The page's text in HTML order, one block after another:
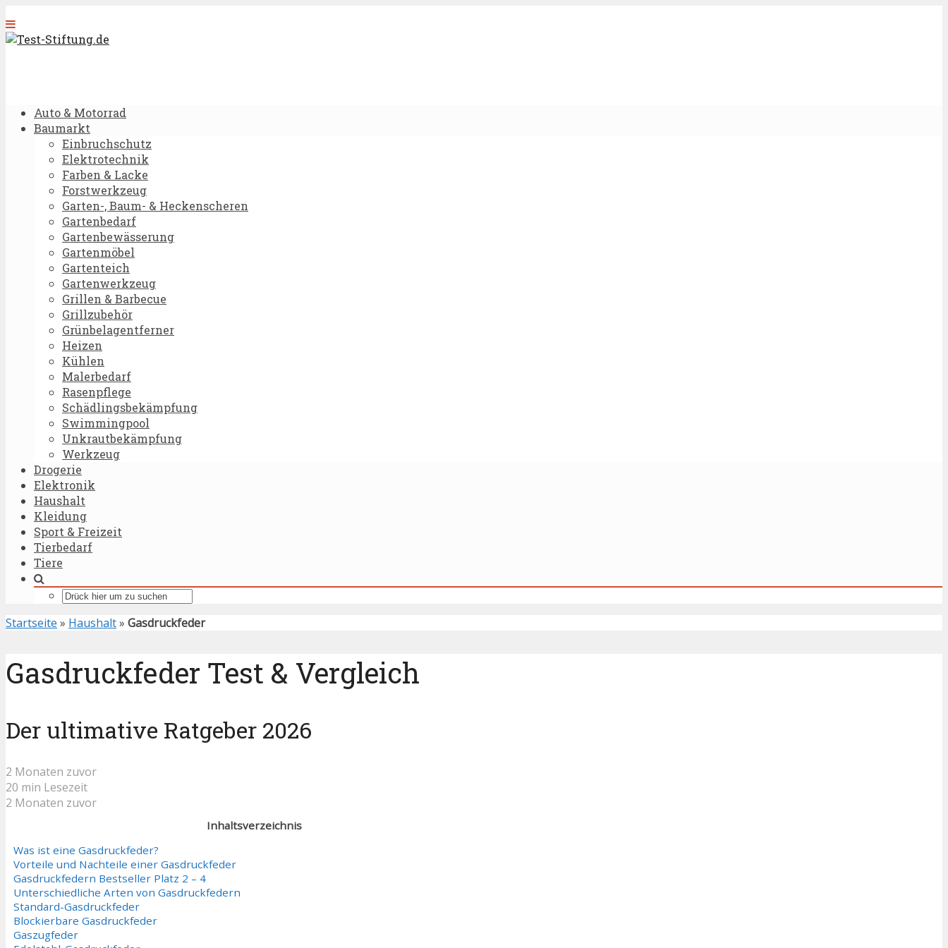
Auto & Motorrad
Baumarkt
Einbruchschutz
Elektrotechnik
Farben & Lacke
Forstwerkzeug
Garten-, Baum- & Heckenscheren
Gartenbedarf
Gartenbewässerung
Gartenmöbel
Gartenteich
Gartenwerkzeug
Grillen & Barbecue
Grillzubehör
Grünbelagentferner
Heizen
Kühlen
Malerbedarf
Rasenpflege
Schädlingsbekämpfung
Swimmingpool
Unkrautbekämpfung
Werkzeug
Drogerie
Elektronik
Haushalt
Kleidung
Sport & Freizeit
Tierbedarf
Tiere
Startseite » Haushalt» Gasdruckfeder
Gasdruckfeder Test & Vergleich
Der ultimative Ratgeber 2026
2 Monaten zuvor
20 min Lesezeit
2 Monaten zuvor
Inhaltsverzeichnis
Was ist eine Gasdruckfeder?
Vorteile und Nachteile einer Gasdruckfeder
Gasdruckfedern Bestseller Platz 2 – 4
Unterschiedliche Arten von Gasdruckfedern
Standard-Gasdruckfeder
Blockierbare Gasdruckfeder
Gaszugfeder